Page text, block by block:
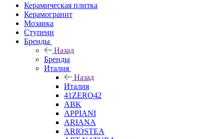
Керамическая плитка
Керамогранит
Мозаика
Ступени
Бренды
Назад
Бренды
Италия
Назад
Италия
41ZERO42
ABK
APPIANI
ARIANA
ARIOSTEA